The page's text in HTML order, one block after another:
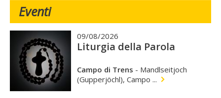
Eventi
09/08/2026
Liturgia della Parola
Campo di Trens - Mandlseitjoch
(Gupperjöchl), Campo ...